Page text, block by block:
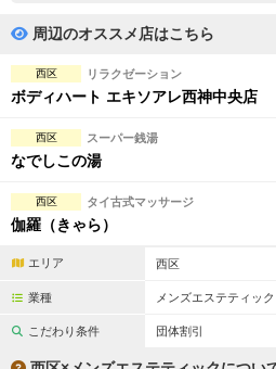
ペアルームあり
フットバスあり
日本人スタッフのみ
スタッフ指名可
こだわり条件
周辺のオススメ店はこちら
西区 リラクゼーション
ボディハート エキソアレ西神中央店
西区 スーパー銭湯
なでしこの湯
西区 タイ古式マッサージ
伽羅（きゃら）
エリア 西区
業種 メンズエステティック
こだわり条件 団体割引